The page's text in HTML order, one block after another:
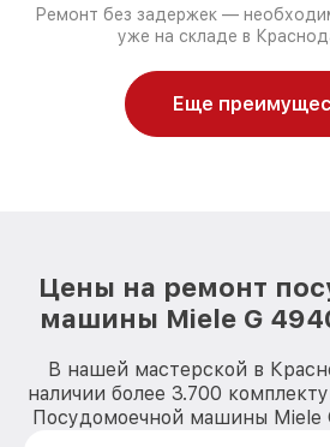
Ремонт без задержек —
уже на складе в
Еще
Цены на ремонт
машины Miele G
В нашей мастерской в
наличии более 3.700
Посудомоечной машины Miele